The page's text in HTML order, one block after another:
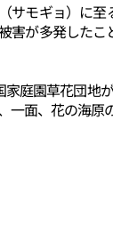
サモギョ）に
害が多発した
庭園草花団地
一面、花の海原